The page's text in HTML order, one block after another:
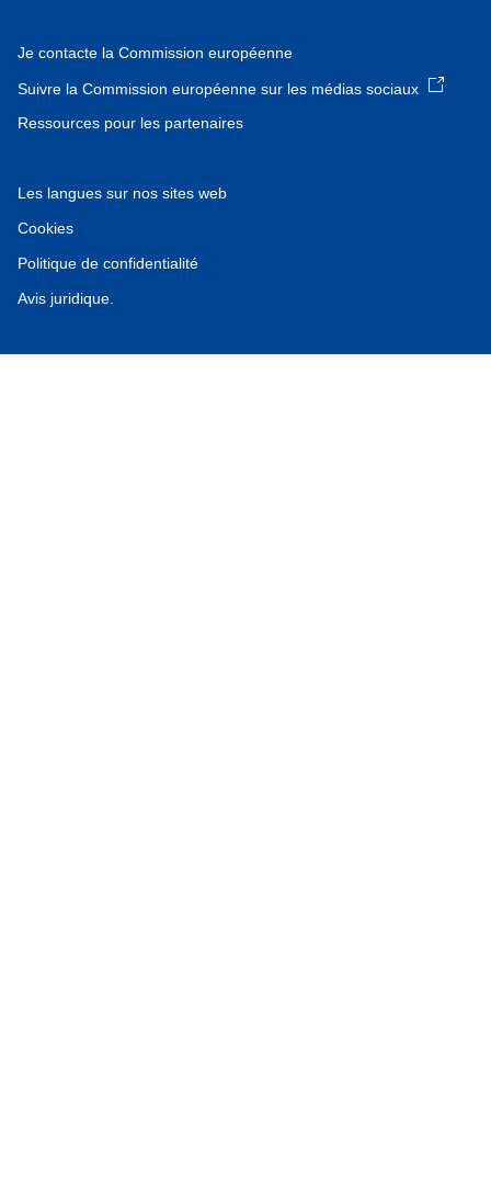
Je contacte la Commission européenne
Suivre la Commission européenne sur les médias sociaux
Ressources pour les partenaires
Les langues sur nos sites web
Cookies
Politique de confidentialité
Avis juridique.